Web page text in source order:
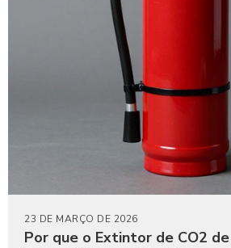
Por que o Extintor de CO2
23 DE MARÇO DE 2026